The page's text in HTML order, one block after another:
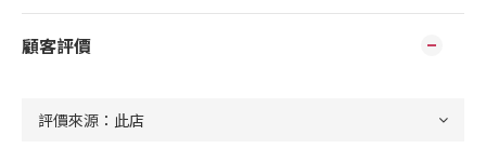
顧客評價